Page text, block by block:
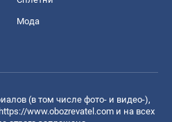
Мода
(в том числе фото- и видео-),
https://www.obozrevatel.com и на всех